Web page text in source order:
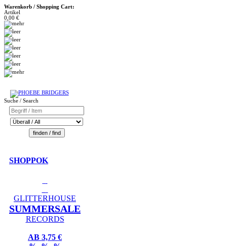
Warenkorb / Shopping Cart:
Artikel
0,00 €
Suche / Search
SHOPPOK
GLITTERHOUSE
SUMMERSALE
RECORDS
AB 3,75 €